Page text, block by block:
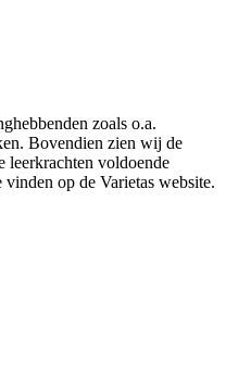
zoals o.a.
Bovendien zien wij de
leerkrachten voldoende
op de Varietas website.